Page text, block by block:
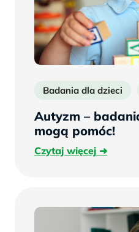
Badania dla dzieci
Autyzm –
mogą pomóc!
Czytaj więcejCzytaj